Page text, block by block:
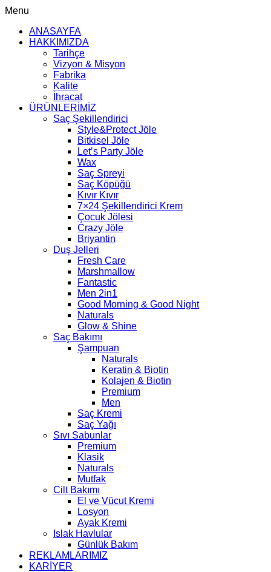
Menu
ANASAYFA
HAKKIMIZDA
Tarihçe
Vizyon & Misyon
Fabrika
Kalite
İhracat
ÜRÜNLERİMİZ
Saç Şekillendirici
Style&Protect Jöle
Bitkisel Jöle
Let’s Party Jöle
Wax
Saç Spreyi
Saç Köpüğü
Kıvır Kıvır
7×24 Şekillendirici Krem
Çocuk Jölesi
Crazy Jöle
Briyantin
Duş Jelleri
Fresh Care
Marshmallow
Fantastic
Men 2in1
Good Morning & Good Night
Naturals
Glow & Shine
Saç Bakımı
Şampuan
Naturals
Keratin & Biotin
Kolajen & Biotin
Premium
Men
Saç Kremi
Saç Yağı
Sıvı Sabunlar
Premium
Klasik
Naturals
Mutfak
Cilt Bakımı
El ve Vücut Kremi
Losyon
Ayak Kremi
Islak Havlular
Günlük Bakım
REKLAMLARIMIZ
KARİYER